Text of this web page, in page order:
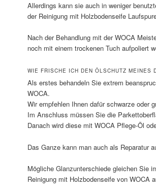
Allerdings kann sie auch in weniger
der Reinigung mit Holzbodenseife
Nach der Behandlung mit der WOCA
noch mit einem trockenen Tuch aufpoliert
WIE FRISCHE ICH DEN ÖLSCHUTZ MEINES
Als erstes behandeln Sie extrem
WOCA.
Wir empfehlen Ihnen dafür schwarze oder
Im Anschluss müssen Sie die
Danach wird diese mit WOCA Pflege-Öl
Das Ganze kann man auch als Reparatur
Mögliche Glanzunterschiede gleichen Sie
Reinigung mit Holzbodenseife von WOCA